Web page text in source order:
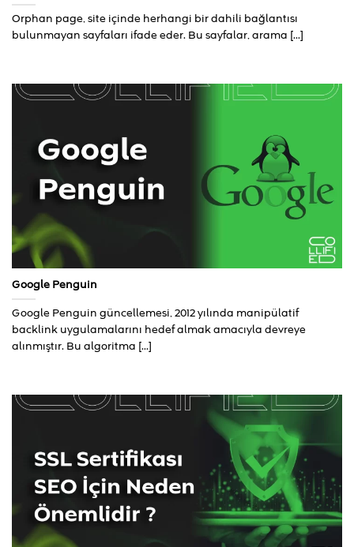
Orphan page, site içinde herhangi bir dahili bağlantısı
bulunmayan sayfaları ifade eder. Bu sayfalar, arama [...]
Google Penguin
Google Penguin güncellemesi, 2012 yılında manipülatif
backlink uygulamalarını hedef almak amacıyla devreye
alınmıştır. Bu algoritma [...]